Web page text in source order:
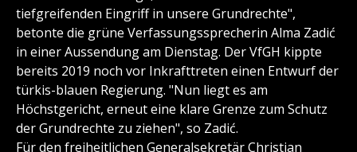
tiefgreifenden Eingriff in unsere Grundrechte",
betonte die grüne Verfassungssprecherin Alma Zadić
in einer Aussendung am Dienstag. Der VfGH kippte
bereits 2019 noch vor Inkrafttreten einen Entwurf der
türkis-blauen Regierung. "Nun liegt es am
Höchstgericht, erneut eine klare Grenze zum Schutz
der Grundrechte zu ziehen", so Zadić.
Für den freiheitlichen Generalsekretär Christian